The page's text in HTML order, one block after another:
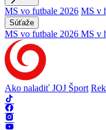
MS vo futbale 2026 MS v
Súťaže
MS vo futbale 2026 MS v
Ako naladiť JOJ Šport